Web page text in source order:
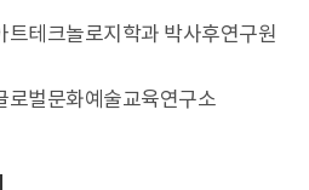
트테크놀로지학과 박사후연구원
로벌문화예술교육연구소